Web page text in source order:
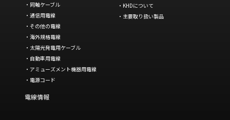
同軸ケーブル
通信用電線
その他の電線
海外規格電線
太陽光発電用ケーブル
自動車用電線
アミューズメント機器用電線
電源コード
電線情報
KHDについて
主要取り扱い製品